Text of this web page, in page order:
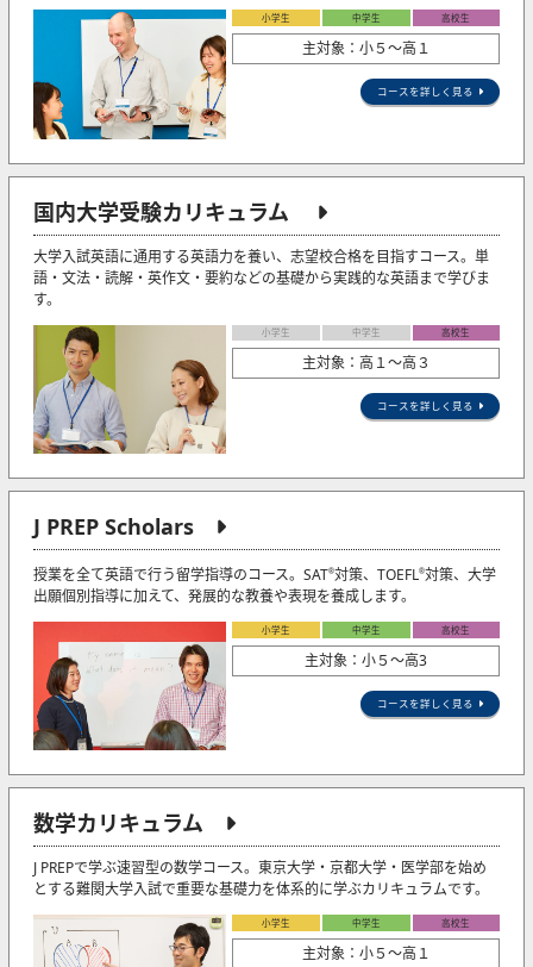
小学生 中学生 高校生
主対象：小５〜高１
コースを詳しく見る
国内大学受験カリキュラム
大学入試英語に通用する英語力を養い、志望校合格を目指すコース。単
語・文法・読解・英作文・要約などの基礎から実践的な英語まで学びま
す。
小学生 中学生 高校生
主対象：高１～高３
コースを詳しく見る
J PREP Scholars
授業を全て英語で行う留学指導のコース。SAT®対策、TOEFL®対策、大学
出願個別指導に加えて、発展的な教養や表現を養成します。
小学生 中学生 高校生
主対象：小５〜高3
コースを詳しく見る
数学カリキュラム
J PREPで学ぶ速習型の数学コース。東京大学・京都大学・医学部を始め
とする難関大学入試で重要な基礎力を体系的に学ぶカリキュラムです。
小学生 中学生 高校生
主対象：小５〜高１